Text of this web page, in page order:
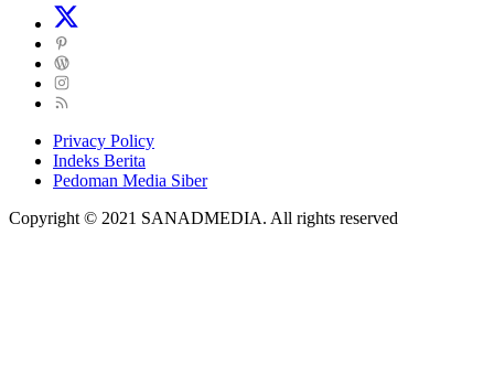
Privacy Policy
Indeks Berita
Pedoman Media Siber
Copyright © 2021 SANADMEDIA. All rights reserved